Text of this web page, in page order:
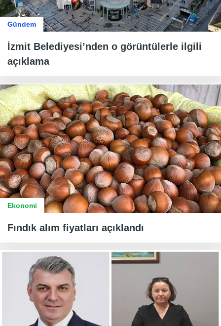
Gündem
İzmit Belediyesi’nden o görüntülerle ilgili
açıklama
Ekonomi
Fındık alım fiyatları açıklandı